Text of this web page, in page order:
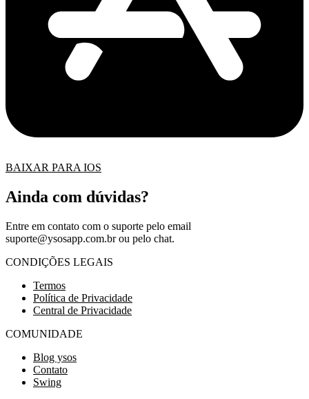
BAIXAR PARA IOS
Ainda com dúvidas?
Entre em contato com o suporte pelo email
suporte@ysosapp.com.brou pelo chat.
CONDIÇÕES LEGAIS
Termos
Política de Privacidade
Central de Privacidade
COMUNIDADE
Blog ysos
Contato
Swing